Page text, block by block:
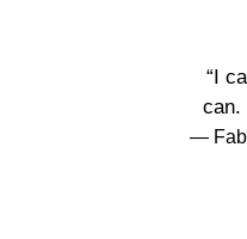
“I
can.
—